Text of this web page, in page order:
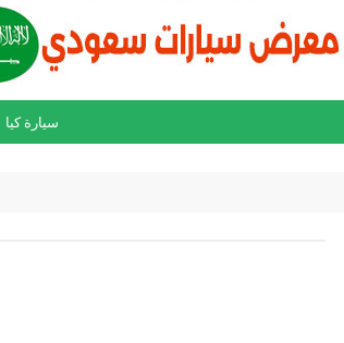
سيارة كيا